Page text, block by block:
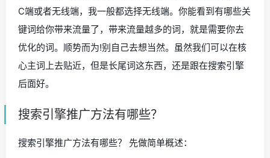
C端或者无线端，我一般都选择无线端。你能看到有哪些关
键词给你带来流量了，带来流量越多的词，就是需要你去
优化的词。顺势而为!别自己去想当然。虽然我们可以在核
心主词上去贴近，但是长尾词这东西，还是跟在搜索引擎
后面好。
搜索引擎推广方法有哪些？
搜索引擎推广方法有哪些？ 先做简单概述：